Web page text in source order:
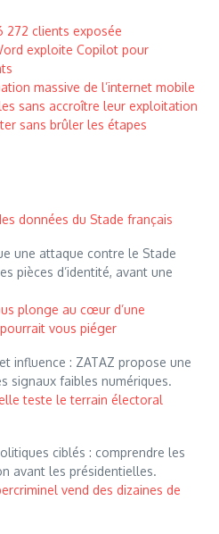
272 clients exposée
exploite Copilot pour
massive de l’internet mobile
sans accroître leur exploitation
sans brûler les étapes
données du Stade français
une attaque contre le Stade
pièces d’identité, avant une
plonge au cœur d’une
vous piéger
influence : ZATAZ propose une
signaux faibles numériques.
teste le terrain électoral
ciblés : comprendre les
avant les présidentielles.
vend des dizaines de